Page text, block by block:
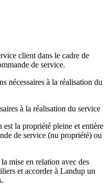
client dans le cadre de
de service.
nécessaires à la réalisation du
à la réalisation du service
la propriété pleine et entière
de service (nu propriété) ou
mise en relation avec des
et accorder à Landup un